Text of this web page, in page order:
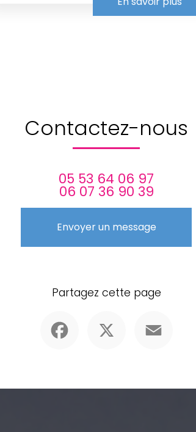
Contactez-nous
05 53 64 06 97
06 07 36 90 39
Envoyer un message
Partagez cette page